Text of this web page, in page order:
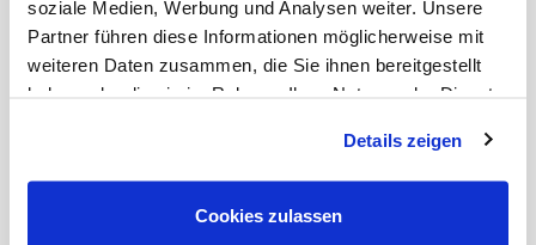
soziale Medien, Werbung und Analysen weiter. Unsere
Partner führen diese Informationen möglicherweise mit
weiteren Daten zusammen, die Sie ihnen bereitgestellt
haben oder die sie im Rahmen Ihrer Nutzung der Dienste
Details zeigen
Cookies zulassen
beherbergt rund 800 Unternehmen,vor allem aus
den Bereichen Medien und Kommunikation, Mode
und Architektur sowie Kunst und Kultur. Seinen
modernes Büro- und Wohnquartier ist ein wichtiges
städteplanerisches Projekt, das Düsseldorf